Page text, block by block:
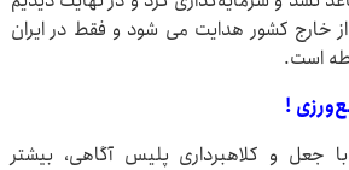
کشور هدایت می شود و فقط در ایران
است.
!
جعل و کلاهبرداری پلیس آگاهی، بیشتر